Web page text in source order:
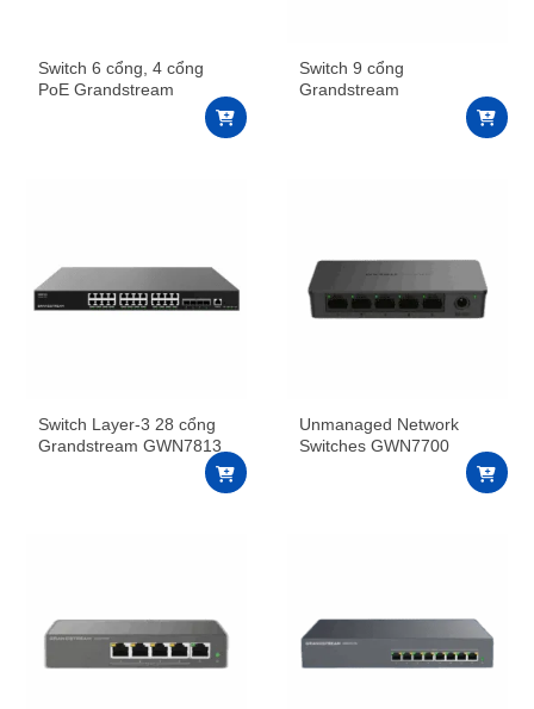
Switch 6 cổng, 4 cổng
PoE Grandstream
Switch 9 cổng
Grandstream
Switch Layer-3 28 cổng
Grandstream GWN7813
Unmanaged Network
Switches GWN7700